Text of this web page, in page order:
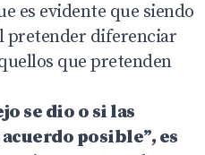
es evidente que siendo
pretender diferenciar
que pretenden
se dio o si las
posible”, es